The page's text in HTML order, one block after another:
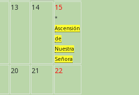
13 14 15
*
Ascensión
de
Nuestra
Señora
20 21 22